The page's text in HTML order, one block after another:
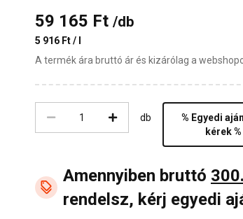
59 165 Ft /db
5 916 Ft / l
A termék ára bruttó ár és kizárólag a
db
% Egyedi
kérek %
Amennyiben bruttó
rendelsz, kérj egyedi